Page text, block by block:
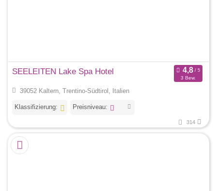
SEELEITEN Lake Spa Hotel
3 Bew.
39052 Kaltern, Trentino-Südtirol, Italien
Klassifizierung: Preisniveau:
314